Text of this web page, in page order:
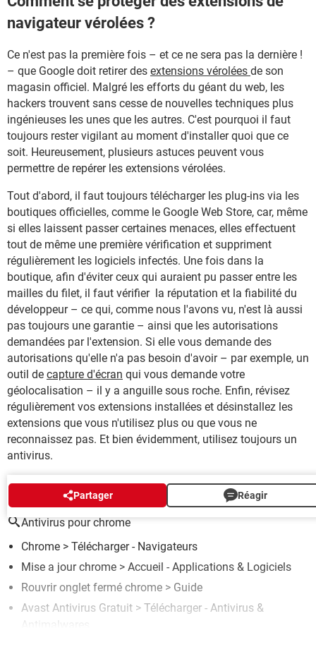
navigateur vérolées ?
Ce n'est pas la première fois – et ce ne sera pas la dernière !
– que Google doit retirer des extensions vérolées de son
magasin officiel. Malgré les efforts du géant du web, les
hackers trouvent sans cesse de nouvelles techniques plus
ingénieuses les unes que les autres. C'est pourquoi il faut
toujours rester vigilant au moment d'installer quoi que ce
soit. Heureusement, plusieurs astuces peuvent vous
permettre de repérer les extensions vérolées.
Tout d'abord, il faut toujours télécharger les plug-ins via les
boutiques officielles, comme le Google Web Store, car, même
si elles laissent passer certaines menaces, elles effectuent
tout de même une première vérification et suppriment
régulièrement les logiciels infectés. Une fois dans la
boutique, afin d'éviter ceux qui auraient pu passer entre les
mailles du filet, il faut vérifier la réputation et la fiabilité du
développeur – ce qui, comme nous l'avons vu, n'est là aussi
pas toujours une garantie – ainsi que les autorisations
demandées par l'extension. Si elle vous demande des
autorisations qu'elle n'a pas besoin d'avoir – par exemple, un
outil de capture d'écran qui vous demande votre
géolocalisation – il y a anguille sous roche. Enfin, révisez
régulièrement vos extensions installées et désinstallez les
extensions que vous n'utilisez plus ou que vous ne
reconnaissez pas. Et bien évidemment, utilisez toujours un
antivirus.
Partager Réagir
AUTOUR DU MÊME SUJET
Antivirus pour chrome
Chrome > Télécharger - Navigateurs
Mise a jour chrome > Accueil - Applications & Logiciels
Rouvrir onglet fermé chrome > Guide
Avast Antivirus Gratuit > Télécharger - Antivirus &